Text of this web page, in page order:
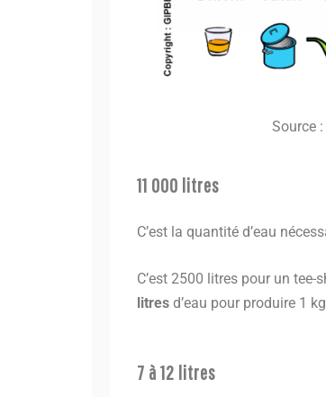
Source
11 000 litres
C’est la quantité d’eau
C’est 2500 litres pour un
litres d’eau pour produire 1
7 à 12 litres